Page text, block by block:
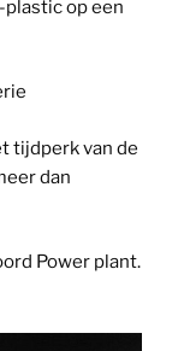
op een
tijdperk van de
dan
Power plant.